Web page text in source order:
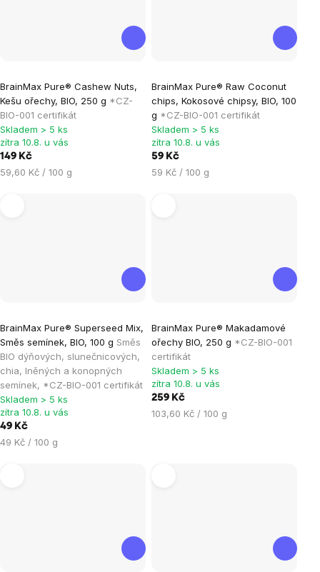
BrainMax Pure® Cashew Nuts,
Kešu ořechy, BIO, 250 g *CZ-
BIO-001 certifikát
hodnocení
produktu
je
5,0
z
5
Skladem > 5 ks
zítra 10.8. u vás
149 Kč
Měrná
59,60 Kč / 100 g
BrainMax Pure® Raw Coconut
chips, Kokosové chipsy, BIO, 100
g *CZ-BIO-001 certifikát
hodnocení
produktu
je
5,0
z
5
Skladem > 5 ks
zítra 10.8. u vás
59 Kč
Měrná
59 Kč / 100 g
BrainMax Pure® Superseed Mix,
Směs semínek, BIO, 100 g Směs
BIO dýňových, slunečnicových,
chia, lněných a konopných
semínek, *CZ-BIO-001 certifikát
Skladem > 5 ks
zítra 10.8. u vás
49 Kč
Měrná
49 Kč / 100 g
BrainMax Pure® Makadamové
ořechy BIO, 250 g *CZ-BIO-001
certifikát
hodnocení
produktu
je
5,0
z
5
Skladem > 5 ks
zítra 10.8. u vás
259 Kč
Měrná
103,60 Kč / 100 g